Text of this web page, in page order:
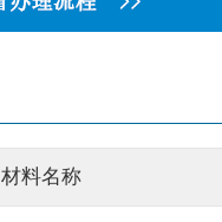
材料名称